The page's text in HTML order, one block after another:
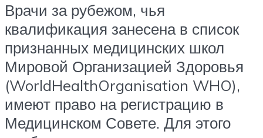
Врачи за рубежом, чья
квалификация занесена в список
признанных медицинских школ
Мировой Организацией Здоровья
(WorldHealthOrganisation WHO),
имеют право на регистрацию в
Медицинском Совете. Для этого